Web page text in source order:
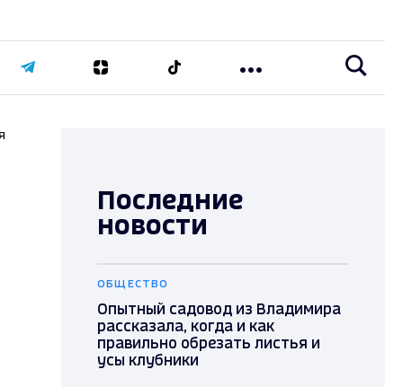
Последние
новости
ОБЩЕСТВО
Опытный садовод из Владимира
рассказала, когда и как
правильно обрезать листья и
усы клубники